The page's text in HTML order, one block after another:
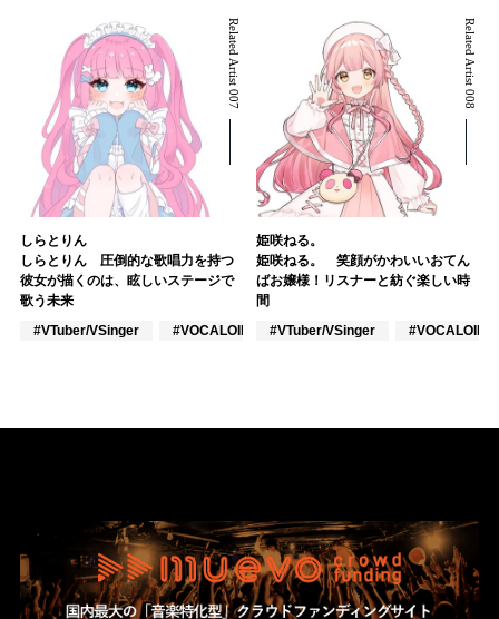
Related Artist 007
しらとりん
しらとりん 圧倒的な歌唱力を持つ
彼女が描くのは、眩しいステージで
歌う未来
#VTuber/VSinger
#VOCALOID #ポップス
Related Artist 008
姫咲ねる。
姫咲ねる。 笑顔がかわいいおてん
ばお嬢様！リスナーと紡ぐ楽しい時
間
#VTuber/VSinger
#VOCALOID